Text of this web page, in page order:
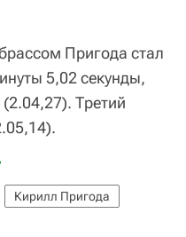
Пригода стал
5,02 секунды,
Третий
Кирилл Пригода